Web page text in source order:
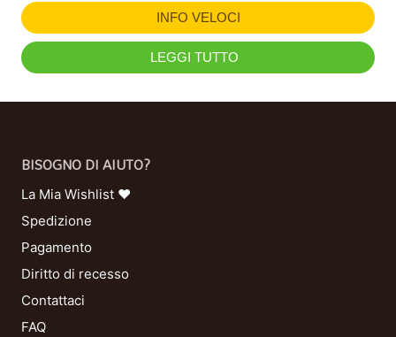
INFO VELOCI
LEGGI TUTTO
BISOGNO DI AIUTO?
La Mia Wishlist ❤
Spedizione
Pagamento
Diritto di recesso
Contattaci
FAQ